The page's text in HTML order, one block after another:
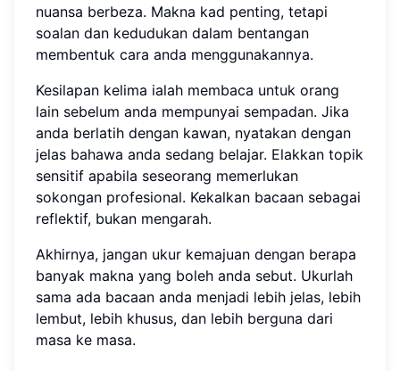
nuansa berbeza. Makna kad penting, tetapi
soalan dan kedudukan dalam bentangan
membentuk cara anda menggunakannya.
Kesilapan kelima ialah membaca untuk orang
lain sebelum anda mempunyai sempadan. Jika
anda berlatih dengan kawan, nyatakan dengan
jelas bahawa anda sedang belajar. Elakkan topik
sensitif apabila seseorang memerlukan
sokongan profesional. Kekalkan bacaan sebagai
reflektif, bukan mengarah.
Akhirnya, jangan ukur kemajuan dengan berapa
banyak makna yang boleh anda sebut. Ukurlah
sama ada bacaan anda menjadi lebih jelas, lebih
lembut, lebih khusus, dan lebih berguna dari
masa ke masa.